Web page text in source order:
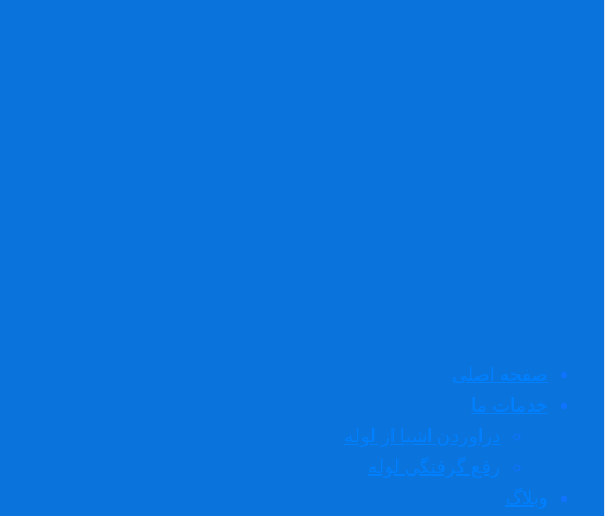
صفحه اصلی
خدمات ما
دراوردن اشیا از لوله
رفع گرفتگی لوله
وبلاگ